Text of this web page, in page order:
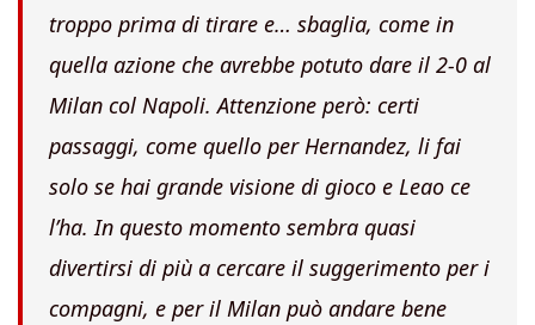
troppo prima di tirare e… sbaglia, come in
quella azione che avrebbe potuto dare il 2-0 al
Milan col Napoli. Attenzione però: certi
passaggi, come quello per Hernandez, li fai
solo se hai grande visione di gioco e Leao ce
l’ha. In questo momento sembra quasi
divertirsi di più a cercare il suggerimento per i
compagni, e per il Milan può andare bene